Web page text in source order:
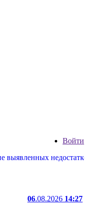
Войти
недостатков,
06.08.2026 14:27